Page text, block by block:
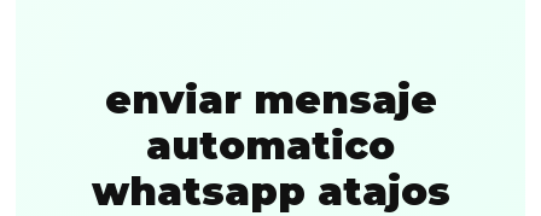
enviar mensaje
automatico
whatsapp atajos